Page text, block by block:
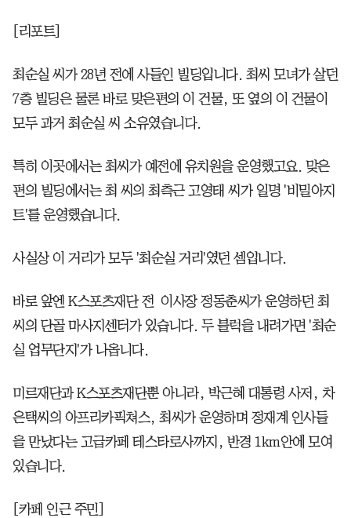
[리포트]
최순실 씨가 28년 전에 사들인 빌딩입니다. 최씨 모녀가 살던
7층 빌딩은 물론 바로 맞은편의 이 건물, 또 옆의 이 건물이
모두 과거 최순실 씨 소유였습니다.
특히 이곳에서는 최씨가 예전에 유치원을 운영했고요. 맞은
편의 빌딩에서는 최 씨의 최측근 고영태 씨가 일명 '비밀아지
트'를 운영했습니다.
사실상 이 거리가 모두 '최순실 거리'였던 셈입니다.
바로 앞엔 K스포츠재단 전 이사장 정동춘씨가 운영하던 최
씨의 단골 마사지센터가 있습니다. 두 블럭을 내려가면 '최순
실 업무단지'가 나옵니다.
미르재단과 K스포츠재단뿐 아니라, 박근혜 대통령 사저, 차
은택씨의 아프리카픽쳐스, 최씨가 운영하며 정재계 인사들
을 만났다는 고급카페 테스타로사까지, 반경 1km안에 모여
있습니다.
[카페 인근 주민]